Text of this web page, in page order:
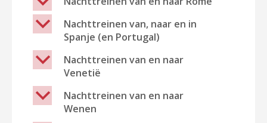
b
Nachttreinen van, naar en in
Spanje (en Portugal)
b
Nachttreinen van en naar
Venetië
b
Nachttreinen van en naar
Wenen